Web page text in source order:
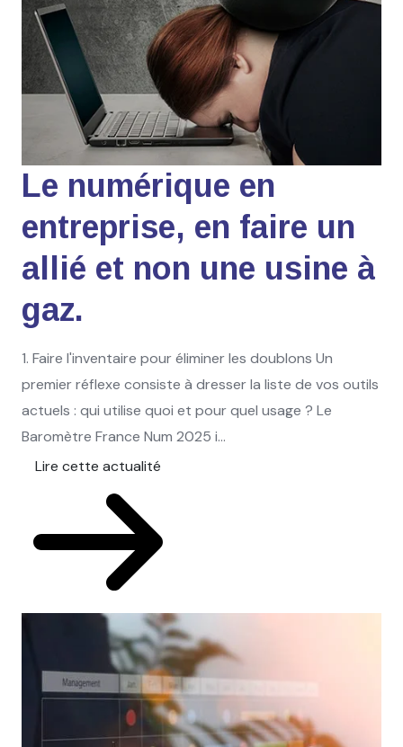
Le numérique en
entreprise, en faire un
allié et non une usine à
gaz.
1. Faire l'inventaire pour éliminer les doublons Un
premier réflexe consiste à dresser la liste de vos outils
actuels : qui utilise quoi et pour quel usage ? Le
Baromètre France Num 2025 i...
Lire cette actualité